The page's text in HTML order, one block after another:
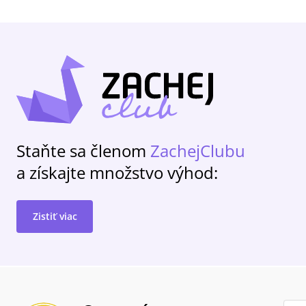
Staňte sa členom ZachejClubu
a získajte množstvo výhod:
Zistiť viac